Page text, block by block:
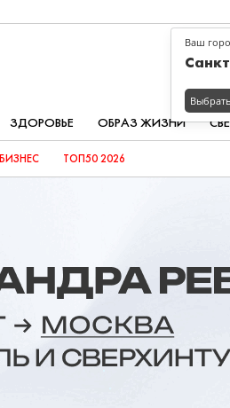
ЗДОРОВЬЕ ОБРАЗ ЖИЗНИ
БИЗНЕС ТОП50 2026
Ваш